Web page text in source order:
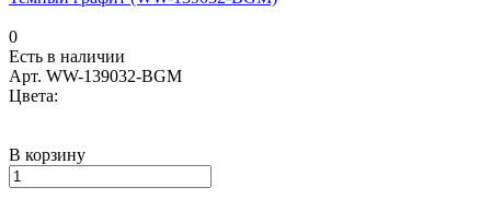
0
Есть в наличии
Арт. WW-139032-BGM
Цвета:
В корзину